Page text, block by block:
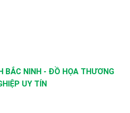
BẮC NINH - ĐỒ HỌA THƯƠNG
UY TÍN